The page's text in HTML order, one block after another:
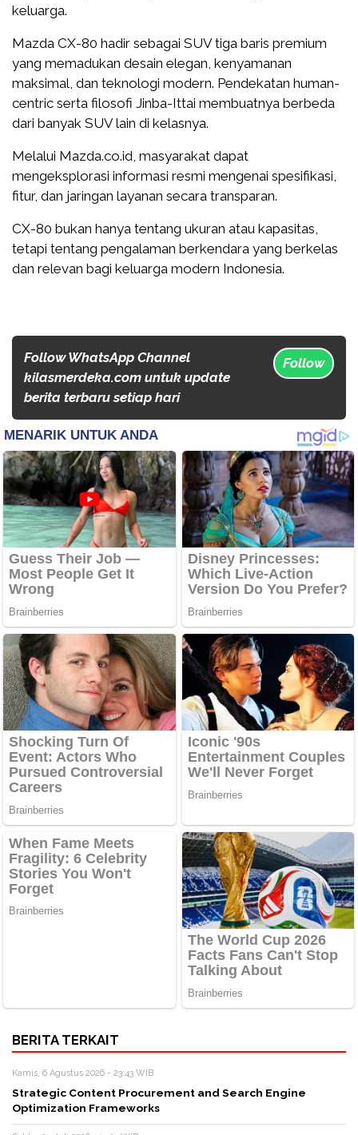
keluarga.
Mazda CX-80 hadir sebagai SUV tiga baris premium
yang memadukan desain elegan, kenyamanan
maksimal, dan teknologi modern. Pendekatan human-
centric serta filosofi Jinba-Ittai membuatnya berbeda
dari banyak SUV lain di kelasnya.
Melalui Mazda.co.id, masyarakat dapat
mengeksplorasi informasi resmi mengenai spesifikasi,
fitur, dan jaringan layanan secara transparan.
CX-80 bukan hanya tentang ukuran atau kapasitas,
tetapi tentang pengalaman berkendara yang berkelas
dan relevan bagi keluarga modern Indonesia.
Follow WhatsApp Channel
kilasmerdeka.com untuk update
berita terbaru setiap hari
Follow
BERITA TERKAIT
Kamis, 6 Agustus 2026 - 23:43 WIB
Strategic Content Procurement and Search Engine
Optimization Frameworks